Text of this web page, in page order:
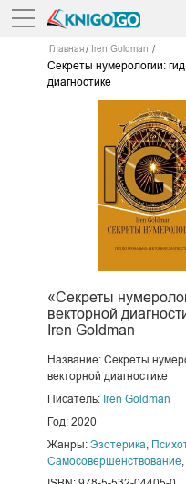
Главная Iren Goldman
Секреты нумерологии:
диагностике
«Секреты
векторной
Iren Goldman
Название: Секреты
векторной диагностике
Писатель: Iren Goldman
Год: 2020
Жанры: Эзотерика
Самосовершенствование,